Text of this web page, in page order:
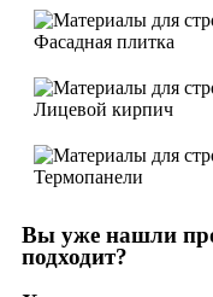
Фасадная плитка
Лицевой кирпич
Термопанели
Вы уже нашли
подходит?